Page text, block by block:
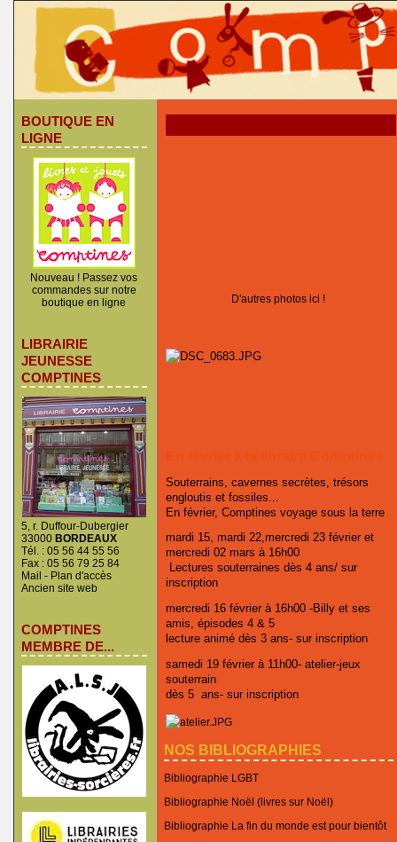
BOUTIQUE EN
LIGNE
Nouveau ! Passez vos
commandes sur notre
boutique en ligne
LIBRAIRIE
JEUNESSE
COMPTINES
5, r. Duffour-Dubergier
33000 BORDEAUX
Tél. : 05 56 44 55 56
Fax : 05 56 79 25 84
Mail - Plan d'accès
Ancien site web
COMPTINES
MEMBRE DE...
D'autres photos ici !
Souterrains, cavernes secrètes, trésors
engloutis et fossiles...
En février, Comptines voyage sous la terre
mardi 15, mardi 22,mercredi 23 février et
mercredi 02 mars à 16h00
Lectures souterraines dès 4 ans/ sur
inscription
mercredi 16 février à 16h00 -Billy et ses
amis, épisodes 4 & 5
lecture animé dès 3 ans- sur inscription
samedi 19 février à 11h00- atelier-jeux
souterrain
dès 5 ans- sur inscription
NOS BIBLIOGRAPHIES
Bibliographie LGBT
Bibliographie Noël (livres sur Noël)
Bibliographie La fin du monde est pour bientôt